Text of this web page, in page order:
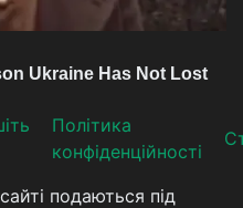
Політика
конфіденційності
подаються під